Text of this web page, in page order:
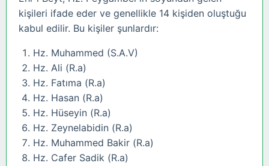
kişileri ifade eder ve genellikle 14 kişiden oluştuğu
kabul edilir. Bu kişiler şunlardır:
Hz. Muhammed (S.A.V)
Hz. Ali (R.a)
Hz. Fatıma (R.a)
Hz. Hasan (R.a)
Hz. Hüseyin (R.a)
Hz. Zeynelabidin (R.a)
Hz. Muhammed Bakir (R.a)
Hz. Cafer Sadik (R.a)